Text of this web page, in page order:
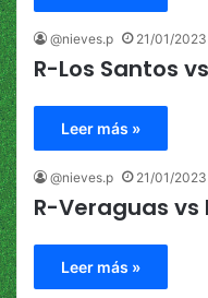
@nieves.p 21/01/2023
R-Los Santos
Leer más »
@nieves.p 21/01/2023
R-Veraguas vs
Leer más »